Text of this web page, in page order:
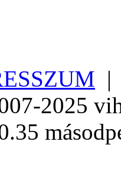
2025